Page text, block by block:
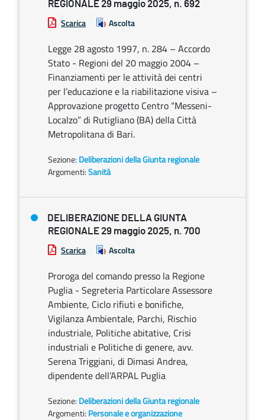
REGIONALE 29 maggio 2025, n. 692
Scarica Ascolta
Legge 28 agosto 1997, n. 284 – Accordo
Stato - Regioni del 20 maggio 2004 –
Finanziamenti per le attività dei centri
per l’educazione e la riabilitazione visiva –
Approvazione progetto Centro “Messeni-
Localzo” di Rutigliano (BA) della Città
Metropolitana di Bari.
Sezione: Deliberazioni della Giunta regionale
Argomenti:Sanità
DELIBERAZIONE DELLA GIUNTA
REGIONALE 29 maggio 2025, n. 700
Scarica Ascolta
Proroga del comando presso la Regione
Puglia - Segreteria Particolare Assessore
Ambiente, Ciclo rifiuti e bonifiche,
Vigilanza Ambientale, Parchi, Rischio
industriale, Politiche abitative, Crisi
industriali e Politiche di genere, avv.
Serena Triggiani, di Dimasi Andrea,
dipendente dell’ARPAL Puglia
Sezione: Deliberazioni della Giunta regionale
Argomenti: Personale e organizzazione